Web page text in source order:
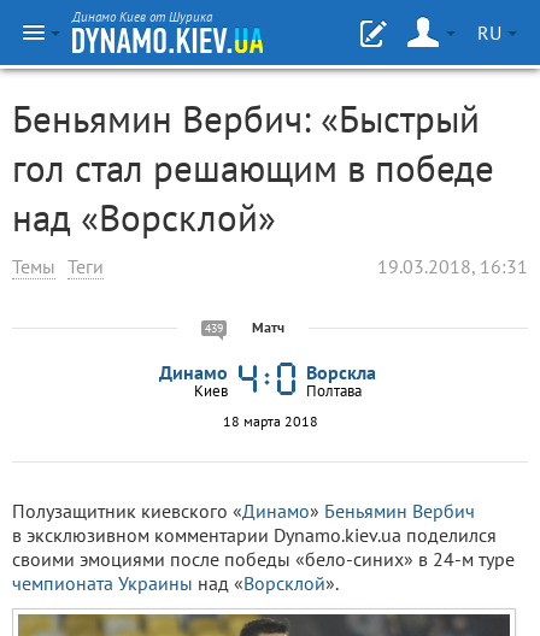
Динамо Киев от Шурика
RU
Беньямин Вербич: «Быстрый
гол стал решающим в победе
над «Ворсклой»
Темы Теги 19.03.2018, 16:31
439 Матч
Динамо
Киев
Ворскла
Полтава
18 марта 2018
Полузащитник киевского «Динамо» Беньямин Вербич
в эксклюзивном комментарии Dynamo.kiev.ua поделился
своими эмоциями после победы «бело-синих» в 24-м туре
чемпионата Украины над «Ворсклой».